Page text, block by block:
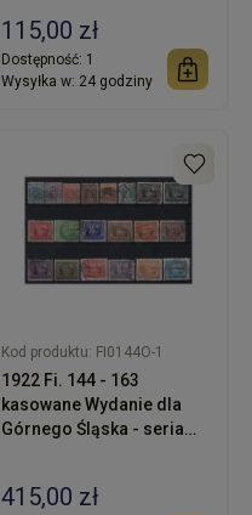
115,00 zł
Dostępność: 1
Wysyłka w: 24 godziny
Kod produktu: FI0144O-1
1922 Fi. 144 - 163
kasowane Wydanie dla
Górnego Śląska - seria
415,00 zł